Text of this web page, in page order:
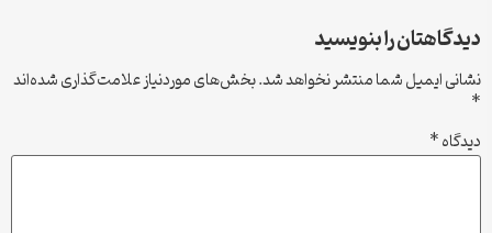
دیدگاهتان را بنویسید
نشانی ایمیل شما منتشر نخواهد شد.بخش‌های موردنیاز علامت‌گذاری شده‌اند
*
دیدگاه*